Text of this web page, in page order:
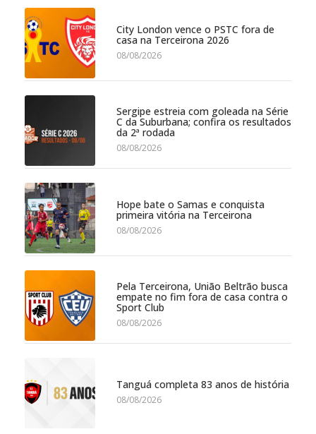
City London vence o PSTC fora de
casa na Terceirona 2026
08/08/2026
Sergipe estreia com goleada na Série
C da Suburbana; confira os resultados
da 2ª rodada
08/08/2026
Hope bate o Samas e conquista
primeira vitória na Terceirona
08/08/2026
Pela Terceirona, União Beltrão busca
empate no fim fora de casa contra o
Sport Club
08/08/2026
Tanguá completa 83 anos de história
08/08/2026